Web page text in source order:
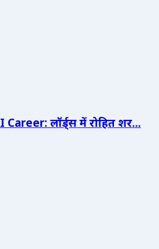
लॉर्ड्स में रोहित शर...